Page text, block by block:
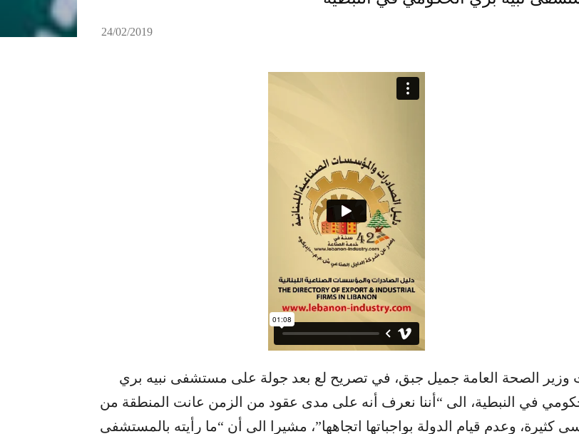
24/02/2019
وزير الصحة العامة جميل جبق، في تصريح لع بعد جولة على مستشفى نبيه بري
في النبطية، الى “أننا نعرف أنه على مدى عقود من الزمن عانت المنطقة من
كثيرة، وعدم قيام الدولة بواجباتها اتجاهها”، مشيرا الى أن “ما رأيته بالمستشفى